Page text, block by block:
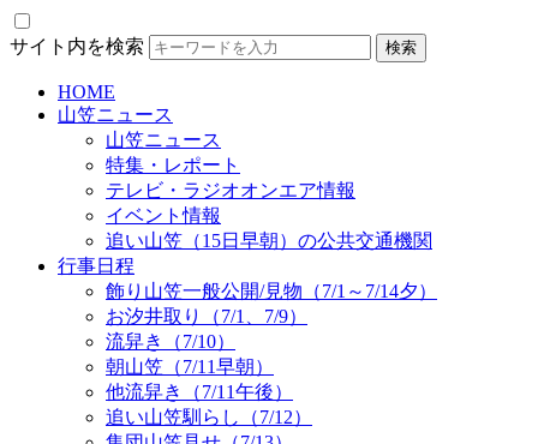
サイト内を検索
HOME
山笠ニュース
山笠ニュース
特集・レポート
テレビ・ラジオオンエア情報
イベント情報
追い山笠（15日早朝）の公共交通機関
行事日程
飾り山笠一般公開/見物（7/1～7/14夕）
お汐井取り（7/1、7/9）
流舁き（7/10）
朝山笠（7/11早朝）
他流舁き（7/11午後）
追い山笠馴らし（7/12）